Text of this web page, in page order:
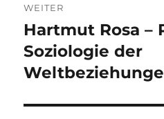
WEITER
Nächster
Beitrag:
Hartmut Rosa –
Soziologie der